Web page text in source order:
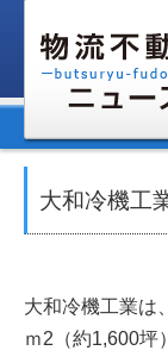
大和冷機工
大和冷機工業は
ｍ2（約1,600坪